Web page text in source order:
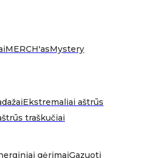
MERCH'asMystery
Ekstremaliai aštrūs
traškučiai
gėrimaiGazuoti